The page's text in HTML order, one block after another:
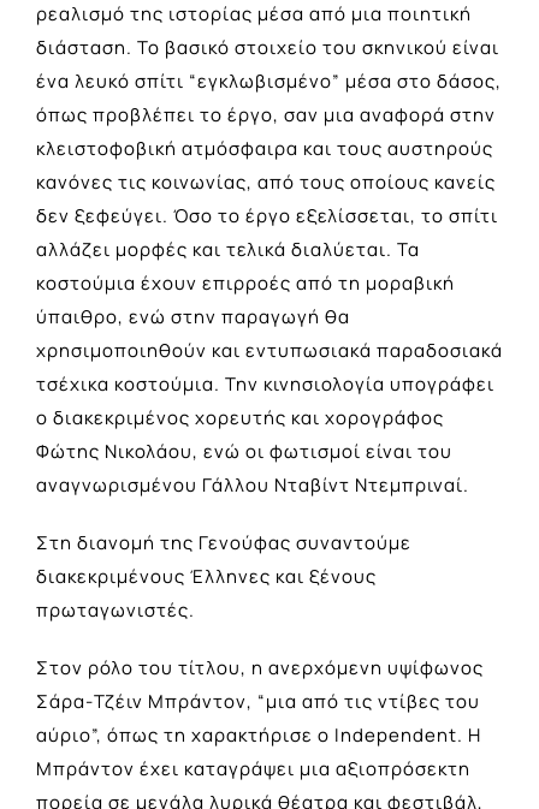
ρεαλισμό της ιστορίας μέσα από μια ποιητική
διάσταση. Το βασικό στοιχείο του σκηνικού είναι
ένα λευκό σπίτι “εγκλωβισμένο” μέσα στο δάσος,
όπως προβλέπει το έργο, σαν μια αναφορά στην
κλειστοφοβική ατμόσφαιρα και τους αυστηρούς
κανόνες τις κοινωνίας, από τους οποίους κανείς
δεν ξεφεύγει. Όσο το έργο εξελίσσεται, το σπίτι
αλλάζει μορφές και τελικά διαλύεται. Τα
κοστούμια έχουν επιρροές από τη μοραβική
ύπαιθρο, ενώ στην παραγωγή θα
χρησιμοποιηθούν και εντυπωσιακά παραδοσιακά
τσέχικα κοστούμια. Την κινησιολογία υπογράφει
ο διακεκριμένος χορευτής και χορογράφος
Φώτης Νικολάου, ενώ οι φωτισμοί είναι του
αναγνωρισμένου Γάλλου Νταβίντ Ντεμπριναί.
Στη διανομή της Γενούφας συναντούμε
διακεκριμένους Έλληνες και ξένους
πρωταγωνιστές.
Στον ρόλο του τίτλου, η ανερχόμενη υψίφωνος
Σάρα-Τζέιν Μπράντον, “μια από τις ντίβες του
αύριο”, όπως τη χαρακτήρισε ο Independent. H
Μπράντον έχει καταγράψει μια αξιοπρόσεκτη
πορεία σε μεγάλα λυρικά θέατρα και φεστιβάλ,